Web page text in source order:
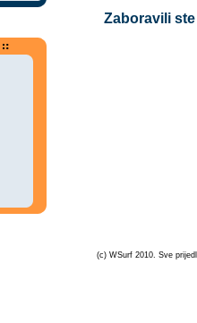
Zaboravili
(c) WSurf 2010. Sve